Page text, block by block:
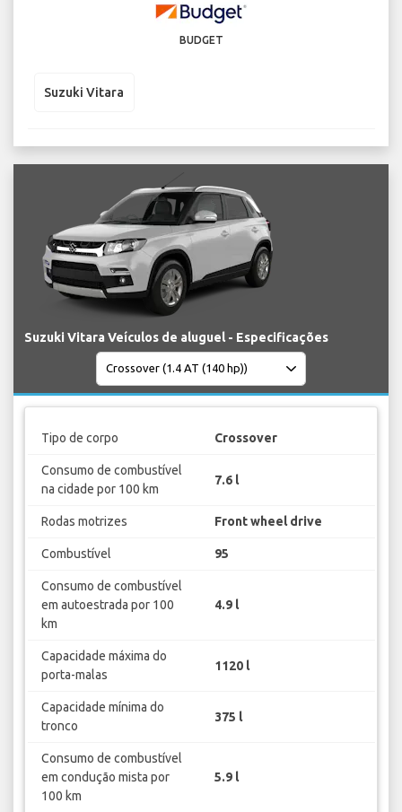
BUDGET
Suzuki Vitara
Suzuki Vitara Veículos de aluguel - Especificações
Tipo de corpo Crossover
Consumo de combustível
na cidade por 100 km
7.6 l
Rodas motrizes Front wheel drive
Combustível 95
Consumo de combustível
em autoestrada por 100
km
4.9 l
Capacidade máxima do
porta-malas
1120 l
Capacidade mínima do
tronco
375 l
Consumo de combustível
em condução mista por
100 km
5.9 l